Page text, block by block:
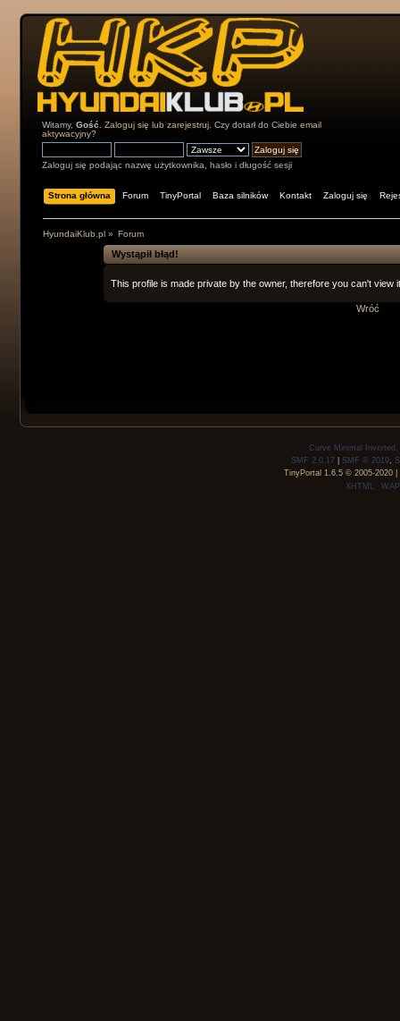
Witamy,Gość .Zaloguj się lubzarejestruj . Czy dotarł do Ciebieemail
aktywacyjny?
Zaloguj się podając nazwę użytkownika, hasło i długość sesji
Strona główna Forum TinyPortal Baza silników Kontakt Zaloguj się
HyundaiKlub.pl» Forum
Wystąpił błąd!
This profile is made private by the owner, therefore you can't view
Wróć
Curve Minimal
SMF 2.0.17 |SMF © 2019,
TinyPortal 1.6.5© 2005-2020|
XHTML